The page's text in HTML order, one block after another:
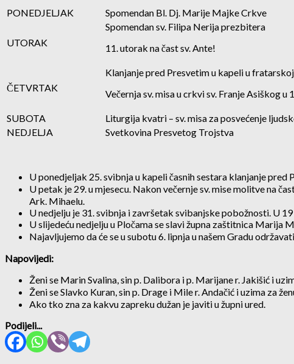
PONEDJELJAK Spomendan Bl. Dj. Marije Majke Crkve
UTORAK
Spomendan sv. Filipa Nerija prezbitera
11. utorak na čast sv. Ante!
ČETVRTAK
Klanjanje pred Presvetim u kapeli u
Večernja sv. misa u crkvi sv. Franje Asiškog u
SUBOTA
Liturgija kvatri – sv. misa za posvećenje
NEDJELJA
Svetkovina Presvetog Trojstva
U ponedjeljak 25. svibnja u kapeli časnih sestara klanjanje pred
U petak je 29. u mjesecu. Nakon večernje sv. mise molitve na
Ark. Mihaelu.
U nedjelju je 31. svibnja i završetak svibanjske pobožnosti. U
U slijedeću nedjelju u Pločama se slavi župna zaštitnica Marija
Najavljujemo da će se u subotu 6. lipnja u našem Gradu
Napovijedi:
Ženi se Marin Svalina, sin p. Dalibora i p. Marijane r. Jakišić i
Ženi se Slavko Kuran, sin p. Drage i Mile r. Andačić i uzima za
Ako tko zna za kakvu zapreku dužan je javiti u župni ured.
Podijeli...